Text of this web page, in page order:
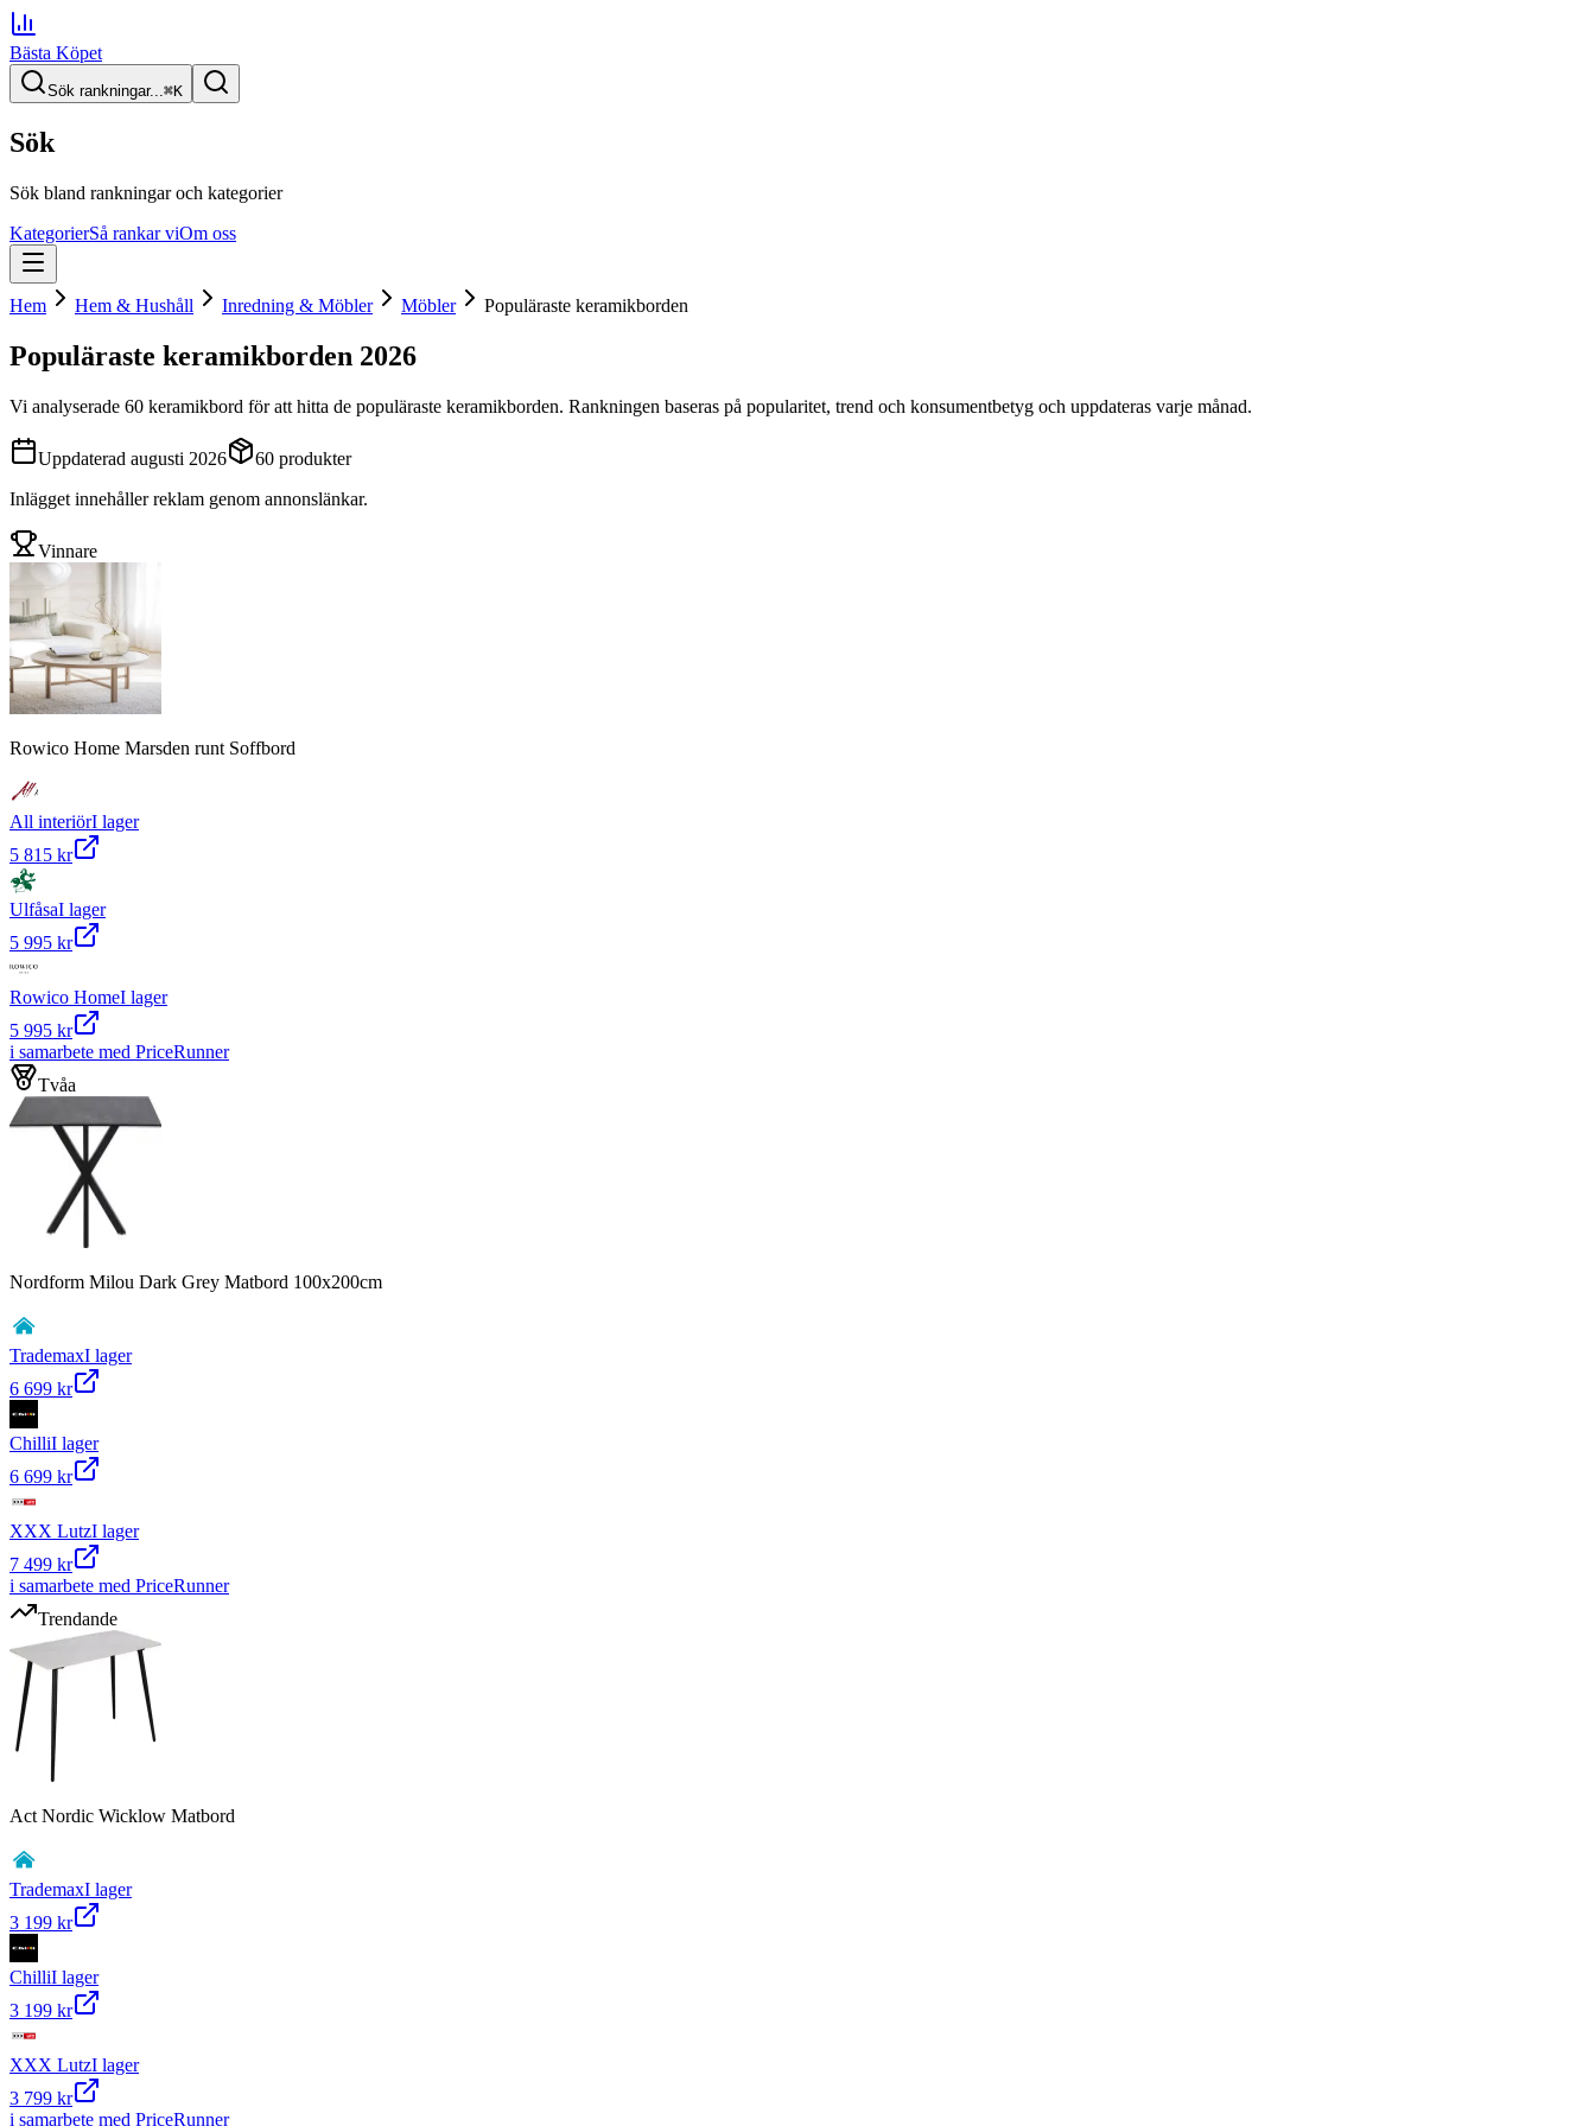
Bästa Köpet
Sök rankningar...⌘K
Sök
Sök bland rankningar och kategorier
KategorierSå rankar viOm oss
Hem Hem & Hushåll Inredning & Möbler Möbler Populäraste keramikborden
Populäraste keramikborden 2026
Vi analyserade 60 keramikbord för att hitta de populäraste keramikborden. Rankningen baseras på popularitet, trend och konsumentbetyg och uppdateras varje månad.
Uppdaterad augusti 2026 60 produkter
Inlägget innehåller reklam genom annonslänkar.
Vinnare
Rowico Home Marsden runt Soffbord
All interiörI lager
5 815 kr
UlfåsaI lager
5 995 kr
Rowico HomeI lager
5 995 kr
i samarbete med PriceRunner
Tvåa
Nordform Milou Dark Grey Matbord 100x200cm
TrademaxI lager
6 699 kr
ChilliI lager
6 699 kr
XXX LutzI lager
7 499 kr
i samarbete med PriceRunner
Trendande
Act Nordic Wicklow Matbord
TrademaxI lager
3 199 kr
ChilliI lager
3 199 kr
XXX LutzI lager
3 799 kr
i samarbete med PriceRunner